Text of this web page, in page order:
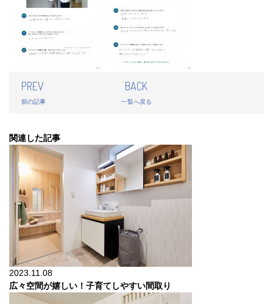
PREV
前の記事
BACK
一覧へ戻る
関連した記事
2023.11.08
広々空間が嬉しい！子育てしやすい間取り